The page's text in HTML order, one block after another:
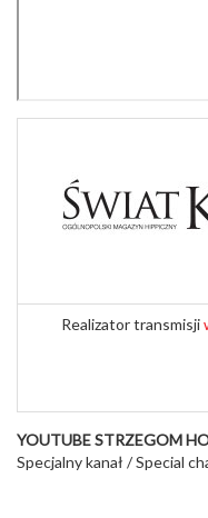
Realizator transmisji
YOUTUBESTRZEGOM
Specjalny kanał / Special